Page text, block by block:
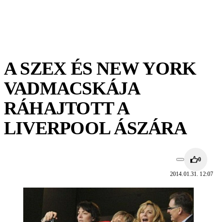
A SZEX ÉS NEW YORK
VADMACSKÁJA
RÁHAJTOTT A
LIVERPOOL ÁSZÁRA
0
2014.01.31. 12:07